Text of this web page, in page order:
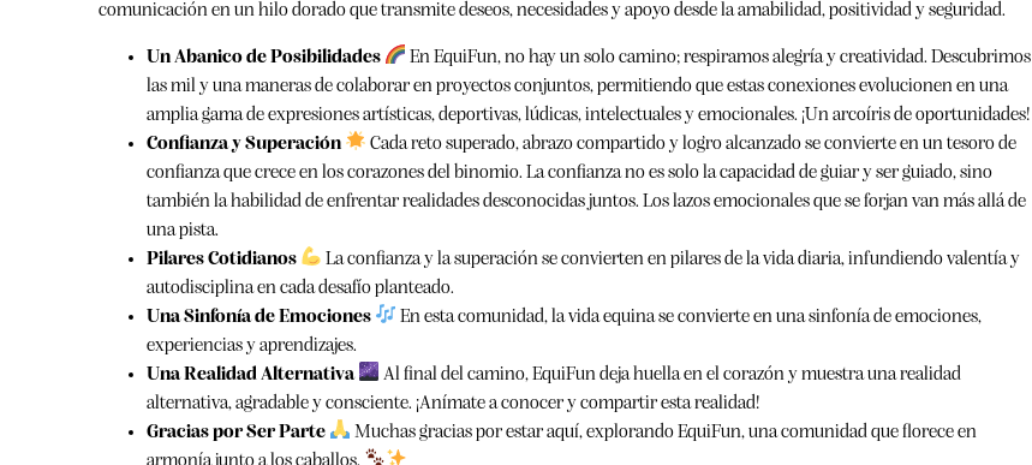
comunicación en un hilo dorado que transmite deseos, necesidades y apoyo desde la amabilidad, positividad y seguridad.
Un Abanico de Posibilidades
En EquiFun, no hay un solo camino; respiramos alegría y creatividad. Descubrimos
las mil y una maneras de colaborar en proyectos conjuntos, permitiendo que estas conexiones evolucionen en una
amplia gama de expresiones artísticas, deportivas, lúdicas, intelectuales y emocionales. ¡Un arcoíris de oportunidades!
Confianza y Superación
Cada reto superado, abrazo compartido y logro alcanzado se convierte en un tesoro de
confianza que crece en los corazones del binomio. La confianza no es solo la capacidad de guiar y ser guiado, sino
también la habilidad de enfrentar realidades desconocidas juntos. Los lazos emocionales que se forjan van más allá de
una pista.
Pilares Cotidianos
La confianza y la superación se convierten en pilares de la vida diaria, infundiendo valentía y
autodisciplina en cada desafío planteado.
Una Sinfonía de Emociones
En esta comunidad, la vida equina se convierte en una sinfonía de emociones,
experiencias y aprendizajes.
Una Realidad Alternativa
Al final del camino, EquiFun deja huella en el corazón y muestra una realidad
alternativa, agradable y consciente. ¡Anímate a conocer y compartir esta realidad!
Gracias por Ser Parte
Muchas gracias por estar aquí, explorando EquiFun, una comunidad que florece en
armonía junto a los caballos.